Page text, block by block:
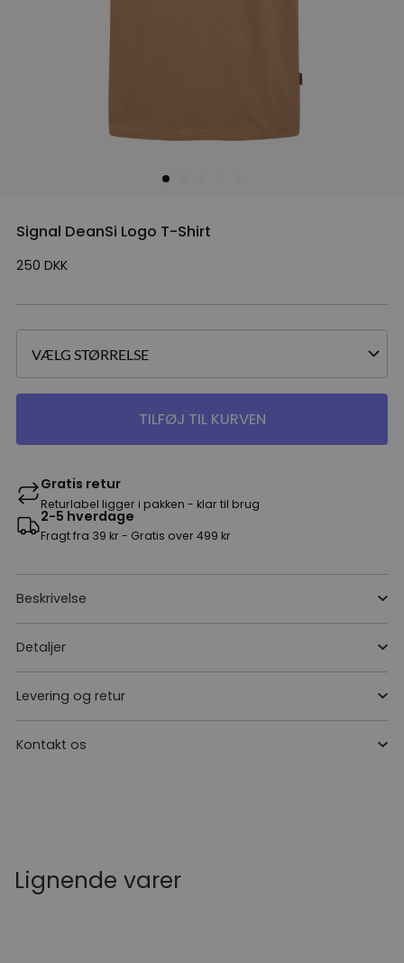
Signal DeanSi Logo T-Shirt
250 DKK
TILFØJ TIL KURVEN
Gratis retur
Returlabel ligger i pakken - klar til brug
2-5 hverdage
Fragt fra 39 kr - Gratis over 499 kr
Beskrivelse
Detaljer
Levering og retur
Kontakt os
Lignende varer